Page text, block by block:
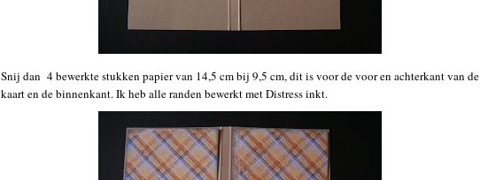
Snij dan 4 bewerkte stukken papier van 14,5 cm bij 9,5 cm, dit is voor de voor en achterkant van de
kaart en de binnenkant. Ik heb alle randen bewerkt met Distress inkt.